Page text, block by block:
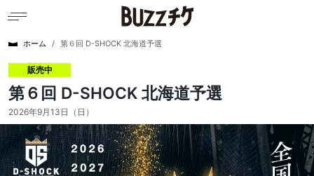
ホーム 第６回 D-SHOCK 北海道予選
販売中
第６回 D-SHOCK 北海道予選
2026年9月13日（日）